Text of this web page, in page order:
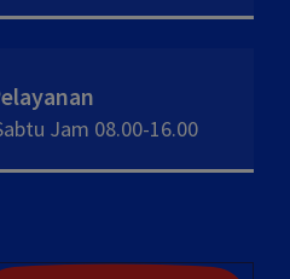
Jam 08.00-16.00